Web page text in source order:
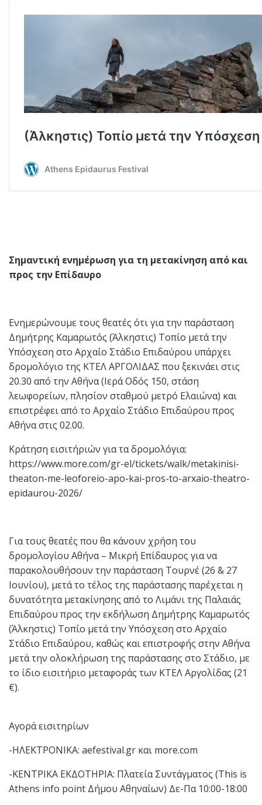
Σημαντική ενημέρωση για τη μετακίνηση από και
προς την Επίδαυρο
Ενημερώνουμε τους θεατές ότι για την παράσταση
Δημήτρης Καμαρωτός (Άλκηστις) Τοπίο μετά την
Υπόσχεση στο Αρχαίο Στάδιο Επιδαύρου υπάρχει
δρομολόγιο της ΚΤΕΛ ΑΡΓΟΛΙΔΑΣ που ξεκινάει στις
20.30 από την Αθήνα (Ιερά Οδός 150, στάση
λεωφορείων, πλησίον σταθμού μετρό Ελαιώνα) και
επιστρέφει από το Αρχαίο Στάδιο Επιδαύρου προς
Αθήνα στις 02.00.
Κράτηση εισιτήριών για τα δρομολόγια:
https://www.more.com/gr-el/tickets/walk/metakinisi-
theaton-me-leoforeio-apo-kai-pros-to-arxaio-theatro-
epidaurou-2026/
Για τους θεατές που θα κάνουν χρήση του
δρομολογίου Αθήνα – Μικρή Επίδαυρος για να
παρακολουθήσουν την παράσταση Τουρνέ (26 & 27
Ιουνίου), μετά το τέλος της παράστασης παρέχεται η
δυνατότητα μετακίνησης από το Λιμάνι της Παλαιάς
Επιδαύρου προς την εκδήλωση Δημήτρης Καμαρωτός
(Άλκηστις) Τοπίο μετά την Υπόσχεση στο Αρχαίο
Στάδιο Επιδαύρου, καθώς και επιστροφής στην Αθήνα
μετά την ολοκλήρωση της παράστασης στο Στάδιο, με
το ίδιο εισιτήριο μεταφοράς των ΚΤΕΛ Αργολίδας (21
€).
Αγορά εισιτηρίων
-ΗΛΕΚΤΡΟΝΙΚΑ: aefestival.gr και more.com
-ΚΕΝΤΡΙΚΑ ΕΚΔΟΤΗΡΙΑ: Πλατεία Συντάγματος (This is
Athens info point Δήμου Αθηναίων) Δε-Πα 10:00-18:00